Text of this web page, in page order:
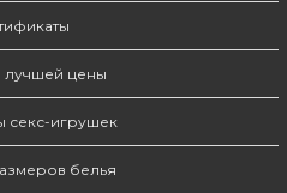
лучшей цены
секс-игрушек
белья